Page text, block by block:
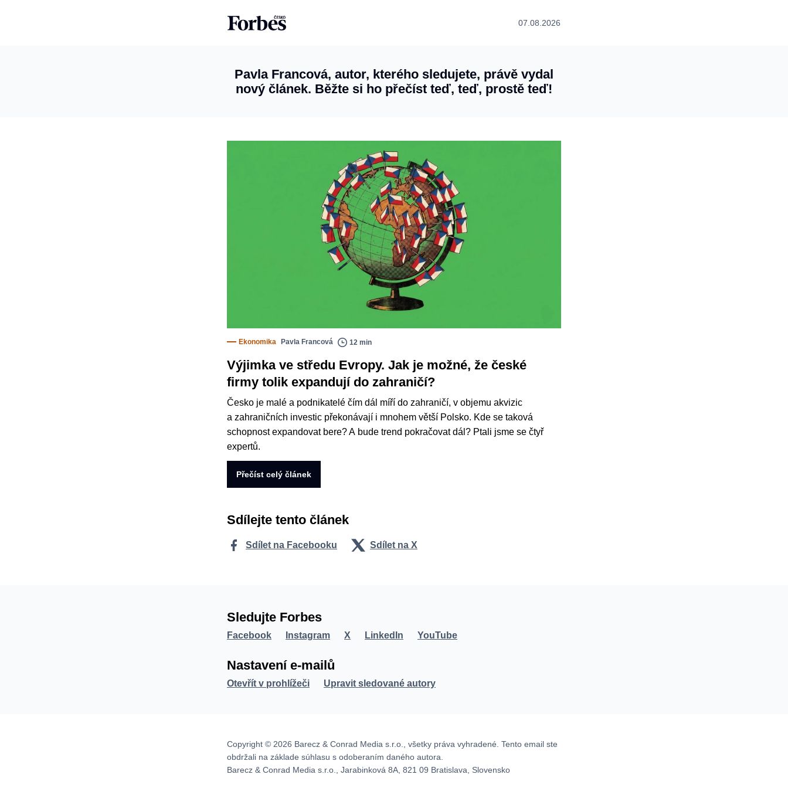
07.08.2026
Pavla Francová, autor, kterého sledujete, právě vydal
nový článek. Běžte si ho přečíst teď, teď, prostě teď!
Ekonomika Pavla Francová 12 min
Výjimka ve středu Evropy. Jak je možné, že české
firmy tolik expandují do zahraničí?
Česko je malé a podnikatelé čím dál míří do zahraničí, v objemu akvizic
a zahraničních investic překonávají i mnohem větší Polsko. Kde se taková
schopnost expandovat bere? A bude trend pokračovat dál? Ptali jsme se čtyř
expertů.
Přečíst celý článek
Sdílejte tento článek
Sdílet na Facebooku Sdílet na X
Sledujte Forbes
Facebook Instagram X LinkedIn YouTube
Nastavení e-mailů
Otevřít v prohlížeči Upravit sledované autory
Copyright © 2026 Barecz & Conrad Media s.r.o., všetky práva vyhradené. Tento email ste
obdržali na základe súhlasu s odoberaním daného autora.
Barecz & Conrad Media s.r.o., Jarabinková 8A, 821 09 Bratislava, Slovensko